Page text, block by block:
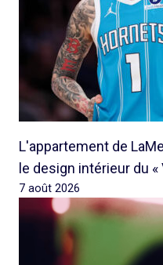
L'appartement de
le design intérieur du «
7 août 2026